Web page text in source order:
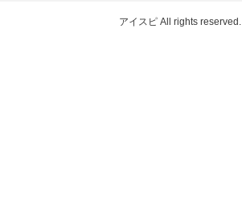
アイスピ All rights reserved.